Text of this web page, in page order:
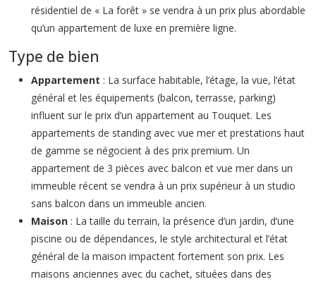
résidentiel de « La forêt » se vendra à un prix plus abordable
qu’un appartement de luxe en première ligne.
Type de bien
Appartement : La surface habitable, l’étage, la vue, l’état
général et les équipements (balcon, terrasse, parking)
influent sur le prix d’un appartement au Touquet. Les
appartements de standing avec vue mer et prestations haut
de gamme se négocient à des prix premium. Un
appartement de 3 pièces avec balcon et vue mer dans un
immeuble récent se vendra à un prix supérieur à un studio
sans balcon dans un immeuble ancien.
Maison : La taille du terrain, la présence d’un jardin, d’une
piscine ou de dépendances, le style architectural et l’état
général de la maison impactent fortement son prix. Les
maisons anciennes avec du cachet, situées dans des